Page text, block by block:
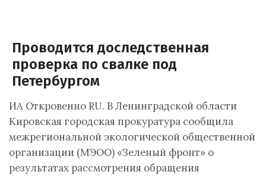
Проводится доследственная
проверка по свалке под
Петербургом
ИА Откровенно RU. В Ленинградской области
Кировская городская прокуратура сообщила
межрегиональной экологической общественной
организации (МЭОО) «Зеленый фронт» о
результатах рассмотрения обращения